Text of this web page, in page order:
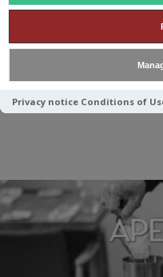
Privacy notice Conditions of
ACCUEIL